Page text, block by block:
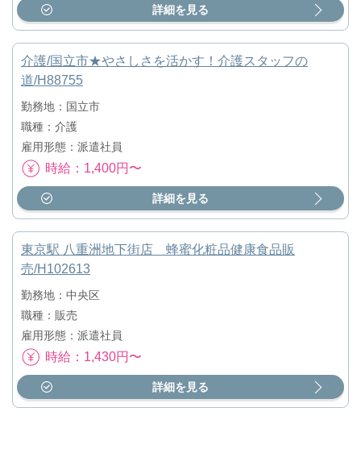
詳細を見る
介護/国立市★やさしさを活かす！介護スタッフの
道/H88755
勤務地：国立市
職種：介護
雇用形態：派遣社員
時給：1,400円〜
詳細を見る
東京駅 八重洲地下街店 蜂蜜化粧品健康食品販
売/H102613
勤務地：中央区
職種：販売
雇用形態：派遣社員
時給：1,430円〜
詳細を見る